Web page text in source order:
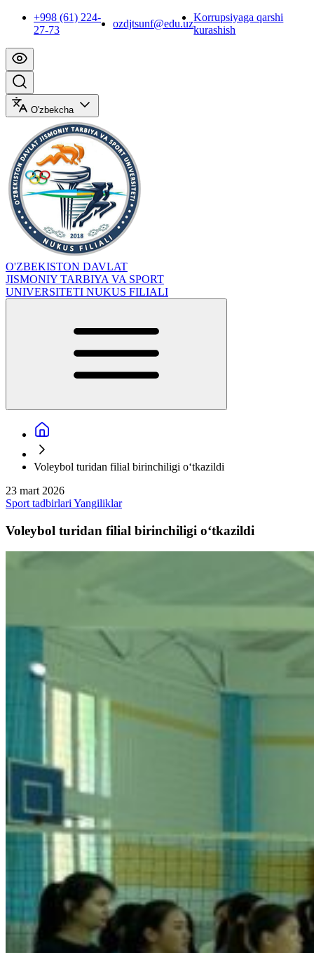
+998 (61) 224-
27-73
ozdjtsunf@edu.uz
Korrupsiyaga qarshi
kurashish
O'zbekcha
O'ZBEKISTON DAVLAT
JISMONIY TARBIYA VA SPORT
UNIVERSITETI NUKUS FILIALI
Voleybol turidan filial birinchiligi o‘tkazildi
23 mart 2026
Sport tadbirlari Yangiliklar
Voleybol turidan filial birinchiligi o‘tkazildi